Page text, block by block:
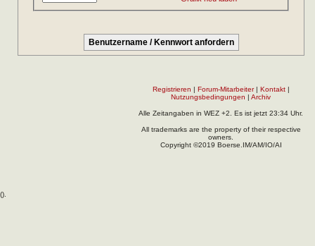
Registrieren | Forum-Mitarbeiter| Kontakt|
Nutzungsbedingungen | Archiv
Alle Zeitangaben in WEZ +2. Es ist jetzt 23:34 Uhr.
All trademarks are the property of their respective
owners.
Copyright ©2019 Boerse.IM/AM/IO/AI
().